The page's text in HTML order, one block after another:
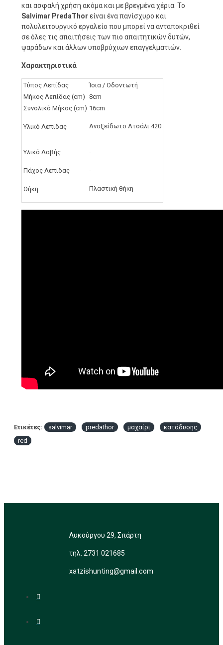
και ασφαλή χρήση ακόμα και με βρεγμένα χέρια. Το
Salvimar PredaThor είναι ένα πανίσχυρο και
πολυλειτουργικό εργαλείο που μπορεί να ανταποκριθεί
σε όλες τις απαιτήσεις των πιο απαιτητικών δυτών,
ψαράδων και άλλων υποβρύχιων επαγγελματιών.
Χαρακτηριστικά
Τύπος Λεπίδας
Ίσια / Οδοντωτή
Μήκος Λεπίδας (cm) 8cm
Συνολικό Μήκος (cm) 16cm
Υλικό Λεπίδας Ανοξείδωτο Ατσάλι 420
Υλικό Λαβής -
Πάχος Λεπίδας -
Θήκη Πλαστική θήκη
Ετικέτες: salvimar predathor μαχαίρι
κατάδυσης
red
Λυκούργου 29, Σπάρτη
τηλ. 2731 021685
xatzishunting@gmail.com